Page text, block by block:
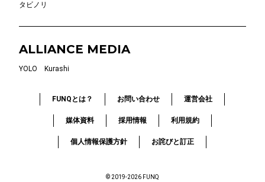
タビノリ
ALLIANCE MEDIA
YOLO Kurashi
FUNQとは？ お問い合わせ 運営会社
媒体資料 採用情報 利用規約
個人情報保護方針 お詫びと訂正
© 2019-2026 FUNQ